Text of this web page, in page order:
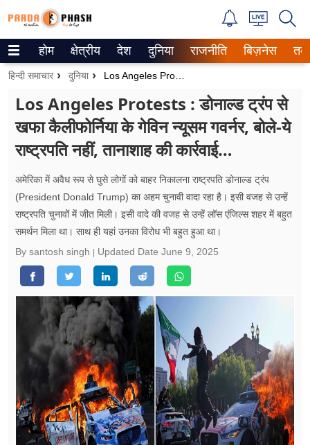
Trending on Google News
वेब स्टोरीज
उत्तर प्रदेश
वीडियो
रिलेशनशिप
जीवन मंत्रा
सेहत
ब्‍यूटी
जॉब्स
होम क्षेत्रीय देश दुनिया राजनीति बिज़नेस
हिन्दी समाचार दुनिया
Los Angeles Protests : डोनाल्ड ट्रंप से
खफा कैलीफोर्निया के गेविन न्यूसम गवर्नर, बोले-ये
राष्ट्रपति नहीं, तानाशाह की कार्रवाई…
अमेरिका में अवैध रूप से घुसे लोगों को बाहर निकालना राष्ट्रपति डोनाल्ड ट्रंप
(President Donald Trump) का अहम चुनावी वादा रहा है। इसी वजह से उन्हें
राष्ट्रपति चुनावों में जीत मिली। इसी वादे की वजह से उन्हें लॉस एंजिल्स शहर में बहुत
समर्थन मिला था। साथ ही यहां उनका विरोध भी बहुत हुआ था।
By santosh singh
Updated Date June 9, 2025